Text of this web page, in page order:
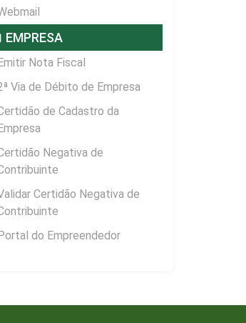
EMPRESA
Emitir Nota Fiscal
Via de Débito de Empresa
de Cadastro da
Empresa
Negativa de
Certidão Negativa de
Portal do Empreendedor